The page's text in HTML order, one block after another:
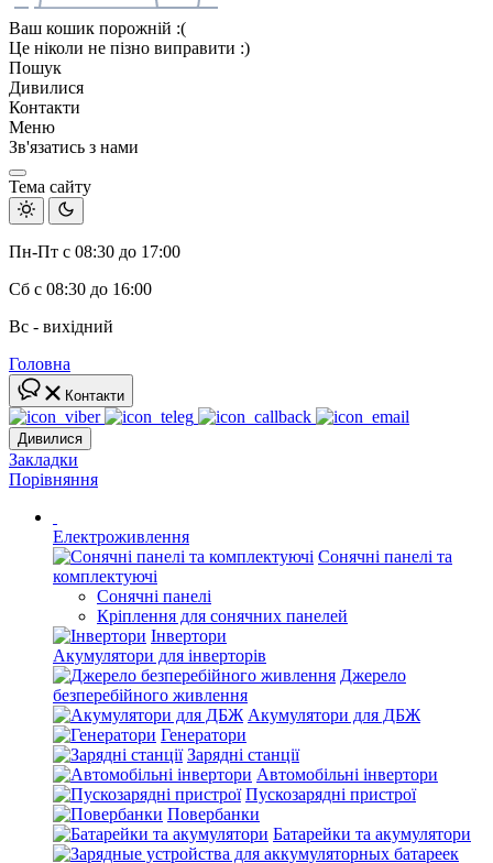
Ваш кошик порожній :(
Це ніколи не пізно виправити :)
Пошук
Дивилися
Контакти
Меню
Зв'язатись з нами
Тема сайту
Пн-Пт с 08:30 до 17:00
Сб с 08:30 до 16:00
Вс - вихідний
Головна
Контакти
Дивилися
Закладки
Порівняння
Електроживлення
Сонячні панелі та
комплектуючі
Сонячні панелі
Кріплення для сонячних панелей
Інвертори
Акумулятори для інверторів
Джерело
безперебійного живлення
Акумулятори для ДБЖ
Генератори
Зарядні станції
Автомобільні інвертори
Пускозарядні пристрої
Повербанки
Батарейки та акумулятори